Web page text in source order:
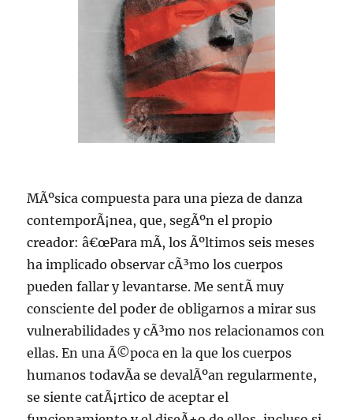
MÃºsica compuesta para una pieza de danza
contemporÃ¡nea, que, segÃºn el propio
creador: â€œPara mÃ­, los Ãºltimos seis meses
ha implicado observar cÃ³mo los cuerpos
pueden fallar y levantarse. Me sentÃ­ muy
consciente del poder de obligarnos a mirar sus
vulnerabilidades y cÃ³mo nos relacionamos con
ellas. En una Ã©poca en la que los cuerpos
humanos todavÃ­a se devalÃºan regularmente,
se siente catÃ¡rtico de aceptar el